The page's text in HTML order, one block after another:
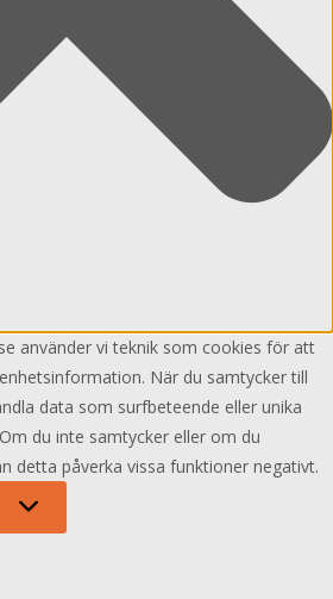
använder vi teknik som cookies för att
När du samtycker till
data som surfbeteende eller unika
du inte samtycker eller om du
detta påverka vissa funktioner negativt.